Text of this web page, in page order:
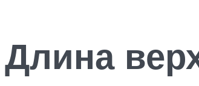
Длина